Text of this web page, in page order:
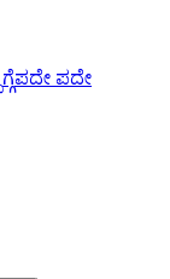
ಬಗ್ಗೆಪದೇ ಪದೇ